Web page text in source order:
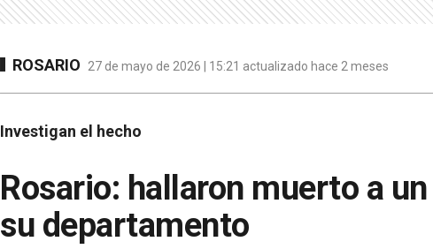
ROSARIO 27 de mayo de 2026 | 15:21 actualizado hace 2 meses
Investigan el hecho
Rosario: hallaron muerto a
su departamento